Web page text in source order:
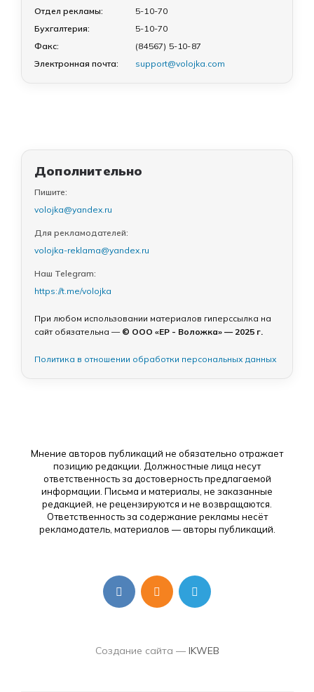
Отдел рекламы:
5-10-70
Бухгалтерия:
5-10-70
Факс:
(84567) 5-10-87
Электронная почта:
support@volojka.com
Дополнительно
Пишите:
volojka@yandex.ru
Для рекламодателей:
volojka-reklama@yandex.ru
Наш Telegram:
https://t.me/volojka
При любом использовании материалов гиперссылка на
сайт обязательна — © ООО «ЕР - Воложка» — 2025 г.
Политика в отношении обработки персональных данных
Мнение авторов публикаций не обязательно отражает
позицию редакции. Должностные лица несут
ответственность за достоверность предлагаемой
информации. Письма и материалы, не заказанные
редакцией, не рецензируются и не возвращаются.
Ответственность за содержание рекламы несёт
рекламодатель, материалов — авторы публикаций.
Создание сайта — IKWEB